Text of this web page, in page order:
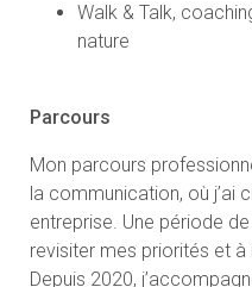
Mon parcours
la communication, où j’ai
Depuis 2020,
m’appuyant à la fois sur
l’expérience du terrain.